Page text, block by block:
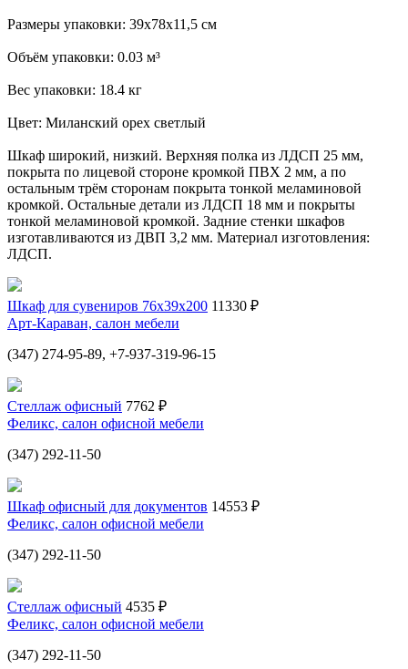
Размеры упаковки: 39х78х11,5 см
Объём упаковки: 0.03 м³
Вес упаковки: 18.4 кг
Цвет: Миланский орех светлый
Шкаф широкий, низкий. Верхняя полка из ЛДСП 25 мм,
покрыта по лицевой стороне кромкой ПВХ 2 мм, а по
остальным трём сторонам покрыта тонкой меламиновой
кромкой. Остальные детали из ЛДСП 18 мм и покрыты
тонкой меламиновой кромкой. Задние стенки шкафов
изготавливаются из ДВП 3,2 мм. Материал изготовления:
ЛДСП.
Шкаф для сувениров 76х39х200 11330 ₽
Арт-Караван, салон мебели
(347) 274-95-89, +7-937-319-96-15
Стеллаж офисный 7762 ₽
Феликс, салон офисной мебели
(347) 292-11-50
Шкаф офисный для документов 14553 ₽
Феликс, салон офисной мебели
(347) 292-11-50
Стеллаж офисный 4535 ₽
Феликс, салон офисной мебели
(347) 292-11-50